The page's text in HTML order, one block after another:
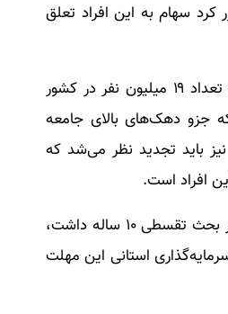
خصوص دولت مصوبه‌ای را به سه بانک داد و شورای عالی اصل ۴۴ مقرر کرد سهام به این افراد تعلق
رییس هیات مدیره اتحادیه تعاونی‌ها سهام عدالت گفت: گروه سوم جمعیت بزرگی را به تعداد ۱۹ میلیون نفر در کشور
جزو دهک‌های بالای جامعه
باید تجدید نظر می‌شد که
افراد است.
وی تاکید کرد: سازمان خصوصی‌سازی در دولت قبل، بدون مصوبه و با تفسیر به رای که در بحث تقسطی ۱۰ ساله داشت،
استانی این مهلت